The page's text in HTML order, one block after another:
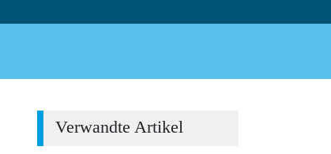
Verwandte Artikel